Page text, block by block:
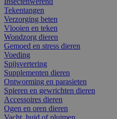
Tekentangen
Verzorging beten
Vlooien en teken
Wondzorg dieren
Gemoed en stress dieren
Voeding
Spijsvertering
Supplementen dieren
Ontworming en parasieten
Spieren en gewrichten dieren
Accessoires dieren
Ogen en oren dieren
Vacht, huid of pluimen